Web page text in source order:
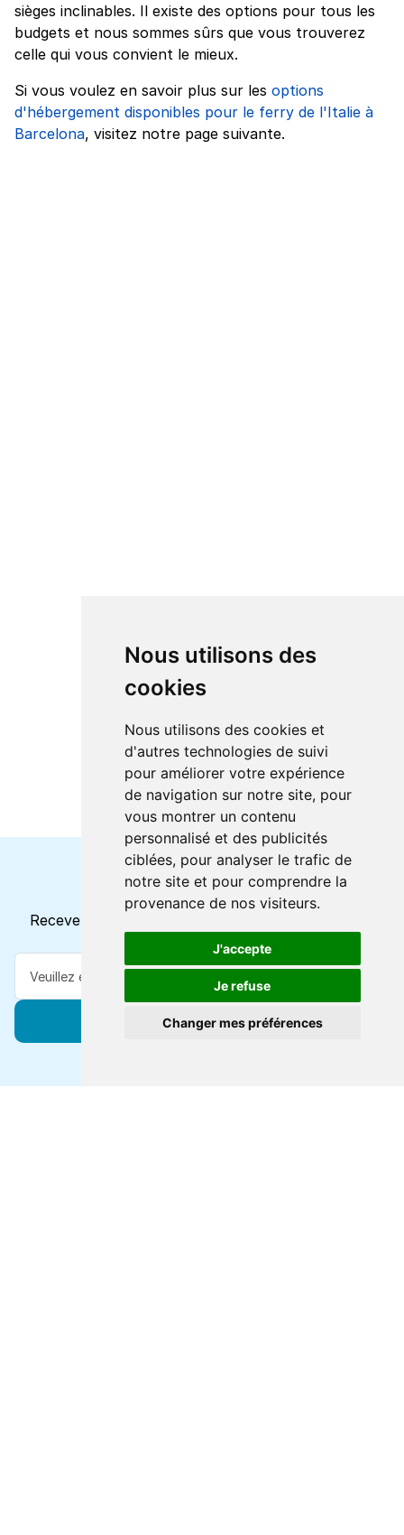
Nous utilisons des
cookies
Nous utilisons des cookies et
d'autres technologies de suivi
pour améliorer votre expérience
de navigation sur notre site, pour
vous montrer un contenu
personnalisé et des publicités
ciblées, pour analyser le trafic de
notre site et pour comprendre la
provenance de nos visiteurs.
J'accepte
Je refuse
Changer mes préférences
sièges inclinables. Il existe des options pour tous les
budgets et nous sommes sûrs que vous trouverez
celle qui vous convient le mieux.
Si vous voulez en savoir plus sur les options
d'hébergement disponibles pour le ferry de l'Italie à
Barcelona, visitez notre page suivante.
Horaires et offres actuels
Recevez toutes les mises à jour dans votre e-mail
S'abonner